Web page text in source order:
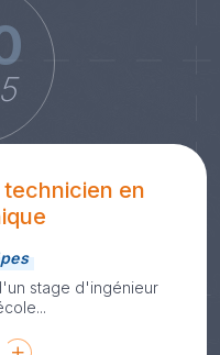
en
stage d'ingénieur